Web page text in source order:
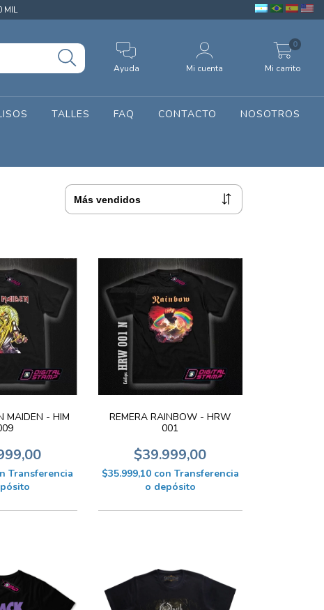
MIL
Ayuda Mi cuenta Mi carrito
0
TALLES FAQ CONTACTO NOSOTROS
MAIDEN - HIM
Transferencia
REMERA RAINBOW - HRW
001
$39.999,00
$35.999,10 con Transferencia
o depósito